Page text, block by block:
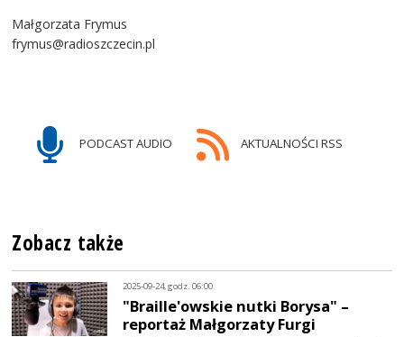
Małgorzata Frymus
frymus@radioszczecin.pl
PODCAST AUDIO AKTUALNOŚCI RSS
Zobacz także
2025-09-24, godz. 06:00
"Braille'owskie nutki Borysa" –
reportaż Małgorzaty Furgi